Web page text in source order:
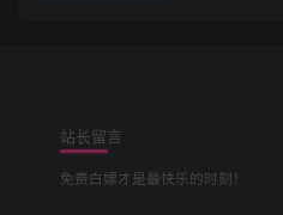
站长留言
免费白嫖才是最快乐的时刻！